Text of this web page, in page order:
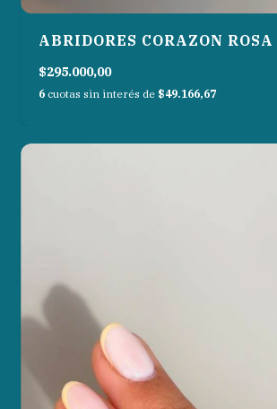
ABRIDORES CORAZON ROSA
$295.000,00
6 cuotas sin interés de $49.166,67